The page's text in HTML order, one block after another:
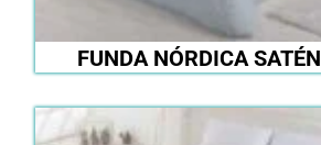
FUNDA NÓRDICA SATÉN